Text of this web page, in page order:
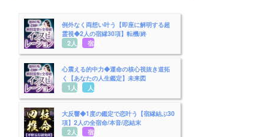
例外なく両想い叶う【即座に解明する超
霊視◆2人の宿縁30項】転機/終
2人用 宿縁
心震える的中力◆運命の核心視抜き道拓
く【あなたの人生鑑定】未来図
1人用
人生
大反響◆1度の鑑定で恋叶う【宿縁結ぶ30
項】2人の全宿命/本音/恋結末
2人用 宿縁